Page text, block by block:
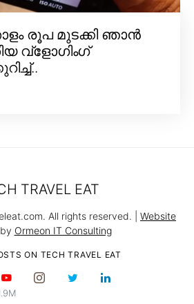
രൂപ മുടക്കി ഞാൻ
വ്‌ളോഗിംഗ്
ON TECH TRAVEL EAT
TRAVEL EAT
All rights reserved. | Website
by Ormeon IT Consulting